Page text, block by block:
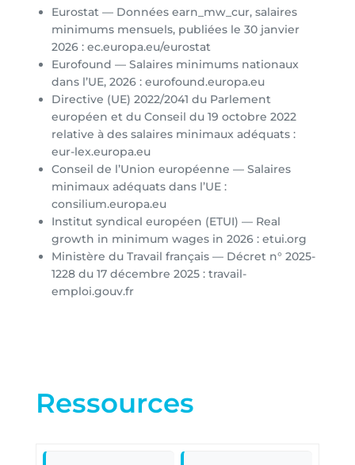
Eurostat — Données earn_mw_cur, salaires
minimums mensuels, publiées le 30 janvier
2026 : ec.europa.eu/eurostat
Eurofound — Salaires minimums nationaux
dans l’UE, 2026 : eurofound.europa.eu
Directive (UE) 2022/2041 du Parlement
européen et du Conseil du 19 octobre 2022
relative à des salaires minimaux adéquats :
eur-lex.europa.eu
Conseil de l’Union européenne — Salaires
minimaux adéquats dans l’UE :
consilium.europa.eu
Institut syndical européen (ETUI) — Real
growth in minimum wages in 2026 : etui.org
Ministère du Travail français — Décret n° 2025-
1228 du 17 décembre 2025 : travail-
emploi.gouv.fr
Ressources